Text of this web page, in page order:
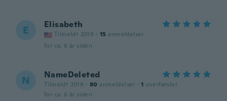
E Elisabeth
Tilmeldt 2019 · 15 anmeldelser
for ca. 6 år siden
N NameDeleted
Tilmeldt 2019 · 80 anmeldelser · 1 overførsler
for ca. 6 år siden